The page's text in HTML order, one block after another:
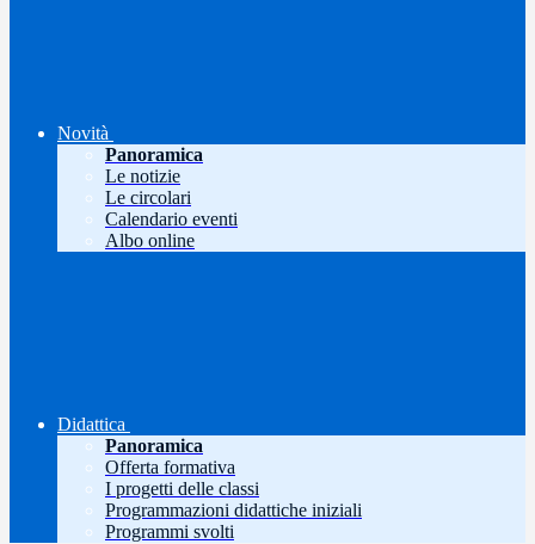
Novità
Panoramica
Le notizie
Le circolari
Calendario eventi
Albo online
Didattica
Panoramica
Offerta formativa
I progetti delle classi
Programmazioni didattiche iniziali
Programmi svolti